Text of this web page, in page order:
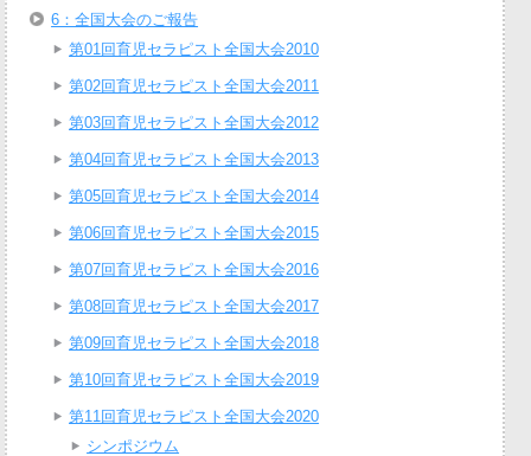
6：全国大会のご報告
第01回育児セラピスト全国大会2010
第02回育児セラピスト全国大会2011
第03回育児セラピスト全国大会2012
第04回育児セラピスト全国大会2013
第05回育児セラピスト全国大会2014
第06回育児セラピスト全国大会2015
第07回育児セラピスト全国大会2016
第08回育児セラピスト全国大会2017
第09回育児セラピスト全国大会2018
第10回育児セラピスト全国大会2019
第11回育児セラピスト全国大会2020
シンポジウム